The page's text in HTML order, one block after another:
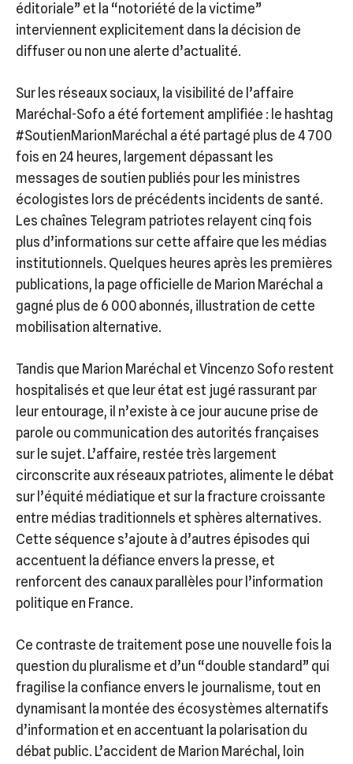
éditoriale” et la “notoriété de la victime”
interviennent explicitement dans la décision de
diffuser ou non une alerte d’actualité.
Sur les réseaux sociaux, la visibilité de l’affaire
Maréchal-Sofo a été fortement amplifiée : le hashtag
#SoutienMarionMaréchal a été partagé plus de 4 700
fois en 24 heures, largement dépassant les
messages de soutien publiés pour les ministres
écologistes lors de précédents incidents de santé.
Les chaînes Telegram patriotes relayent cinq fois
plus d’informations sur cette affaire que les médias
institutionnels. Quelques heures après les premières
publications, la page officielle de Marion Maréchal a
gagné plus de 6 000 abonnés, illustration de cette
mobilisation alternative.
Tandis que Marion Maréchal et Vincenzo Sofo restent
hospitalisés et que leur état est jugé rassurant par
leur entourage, il n’existe à ce jour aucune prise de
parole ou communication des autorités françaises
sur le sujet. L’affaire, restée très largement
circonscrite aux réseaux patriotes, alimente le débat
sur l’équité médiatique et sur la fracture croissante
entre médias traditionnels et sphères alternatives.
Cette séquence s’ajoute à d’autres épisodes qui
accentuent la défiance envers la presse, et
renforcent des canaux parallèles pour l’information
politique en France.
Ce contraste de traitement pose une nouvelle fois la
question du pluralisme et d’un “double standard” qui
fragilise la confiance envers le journalisme, tout en
dynamisant la montée des écosystèmes alternatifs
d’information et en accentuant la polarisation du
débat public. L’accident de Marion Maréchal, loin